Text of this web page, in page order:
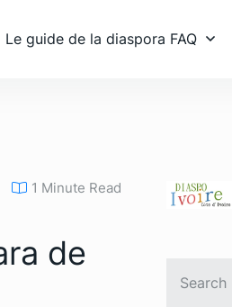
Le guide de la diaspora FAQ
1 Minute Read
de